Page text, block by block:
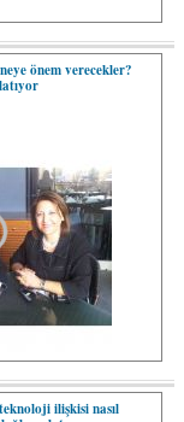
önem verecekler?
ilişkisi nasıl